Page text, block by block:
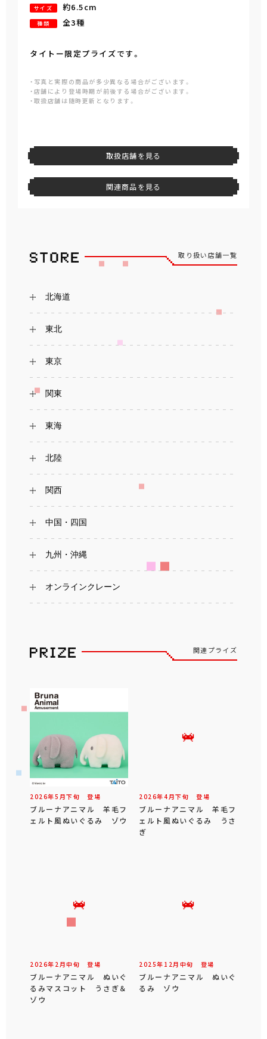
サイズ 約6.5cm
種類 全3種
タイトー限定プライズです。
・写真と実際の商品が多少異なる場合がございます。
・店舗により登場時期が前後する場合がございます。
・取扱店舗は随時更新となります。
取扱店舗を見る
関連商品を見る
取り扱い店舗一覧
北海道
東北
東京
関東
東海
北陸
関西
中国・四国
九州・沖縄
オンラインクレーン
関連プライズ
2026年5 月下旬 登場
ブルーナアニマル 羊毛フ
ェルト風ぬいぐるみ ゾウ
2026年4 月下旬 登場
ブルーナアニマル 羊毛フ
ェルト風ぬいぐるみ うさ
ぎ
2026年 2 月中旬 登場
ブルーナアニマル ぬいぐ
るみマスコット うさぎ＆
ゾウ
2025年 12 月 中旬 登場
ブルーナアニマル ぬいぐ
るみ ゾウ